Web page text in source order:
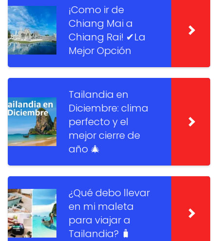
¡Como ir de
Chiang Mai a
Chiang Rai! ✔La
Mejor Opción
Tailandia en
Diciembre: clima
perfecto y el
mejor cierre de
año 🎄
¿Qué debo llevar
en mi maleta
para viajar a
Tailandia? 🧳